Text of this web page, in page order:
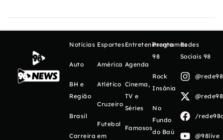
Notícias
Auto
BH e
Região
Brasil
Carreira
Esportes
América
Atlético
Cruzeiro
Futebol
em
Entretenimento
Agenda
Cinema,
TV e
Séries
Famosos
Programas
98
Rock
Insônia
No
Fundo
do Baú
Redes
Sociais 98
/
@98live